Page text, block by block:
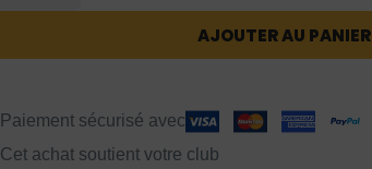
AJOUTER AU PANIER
Paiement sécurisé avec
Cet achat soutient votre club